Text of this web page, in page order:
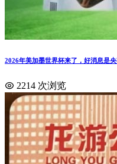
2026年美加墨世界杯来了，好消息是
2214 次浏览